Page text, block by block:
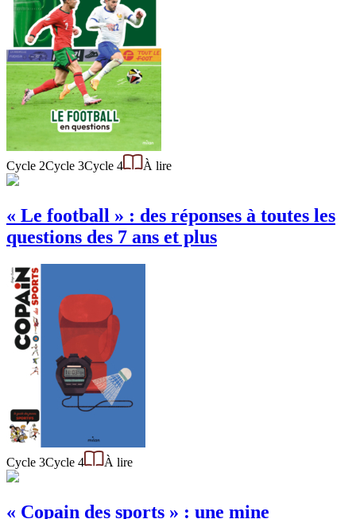
Cycle 2Cycle 3Cycle 4 À lire
« Le football » : des réponses à toutes les
questions des 7 ans et plus
Cycle 3Cycle 4 À lire
« Copain des sports » : une mine